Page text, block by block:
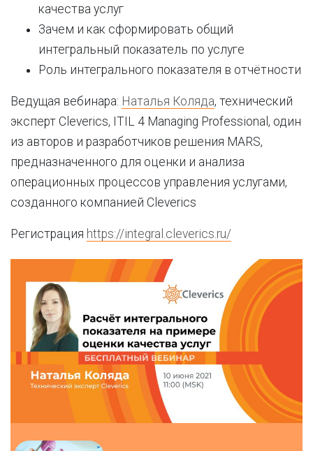
качества услуг
Зачем и как сформировать общий
интегральный показатель по услуге
Роль интегрального показателя в отчётности
Ведущая вебинара: Наталья Коляда, технический
эксперт Cleverics, ITIL 4 Managing Professional, один
из авторов и разработчиков решения MARS,
предназначенного для оценки и анализа
операционных процессов управления услугами,
созданного компанией Cleverics
Регистрация https://integral.cleverics.ru/